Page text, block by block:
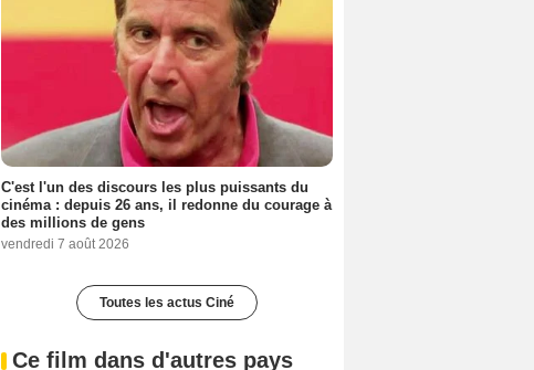
C'est l'un des discours les plus puissants du
cinéma : depuis 26 ans, il redonne du courage à
des millions de gens
vendredi 7 août 2026
Toutes les actus Ciné
Ce film dans d'autres pays